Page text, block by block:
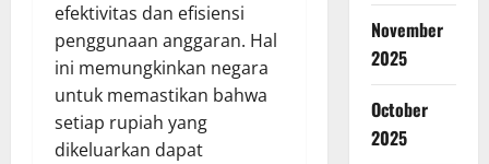
efektivitas dan efisiensi
penggunaan anggaran. Hal
ini memungkinkan negara
untuk memastikan bahwa
setiap rupiah yang
dikeluarkan dapat
November
2025
October
2025